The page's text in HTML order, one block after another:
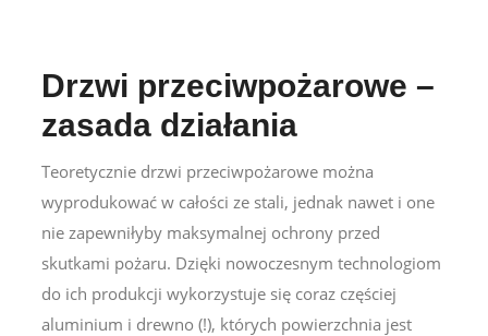
Drzwi przeciwpożarowe –
zasada działania
Teoretycznie drzwi przeciwpożarowemożna
wyprodukować w całości ze stali, jednak nawet i one
nie zapewniłyby maksymalnej ochrony przed
skutkami pożaru. Dzięki nowoczesnym technologiom
do ich produkcji wykorzystuje się coraz częściej
aluminium i drewno (!), których powierzchnia jest